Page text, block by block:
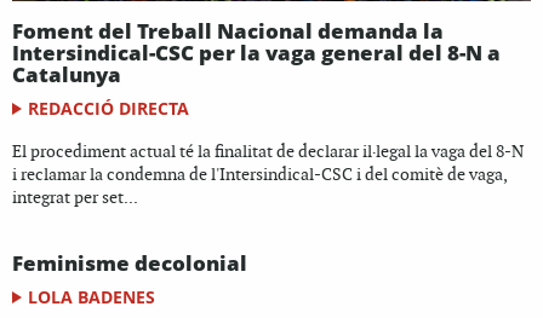
Foment del Treball Nacional demanda la
Intersindical-CSC per la vaga general del 8-N a
Catalunya
REDACCIÓ DIRECTA
El procediment actual té la finalitat de declarar il·legal la vaga del 8-N
i reclamar la condemna de l'Intersindical-CSC i del comitè de vaga,
integrat per set...
Feminisme decolonial
LOLA BADENES